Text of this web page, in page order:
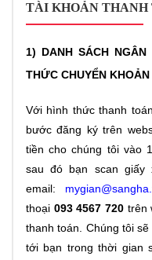
TÀI KHOẢN THANH
1) DANH SÁCH NGÂN
THỨC CHUYỂN KHOẢN
Với hình thức thanh
bước đăng ký trên
tiền cho chúng tôi vào
sau đó bạn scan giấy
email:
thoại 093 4567 720trên
thanh toán. Chúng tôi
tới bạn trong thời gian